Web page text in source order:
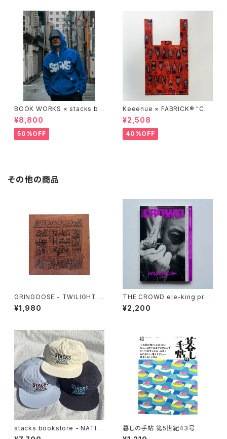
BOOK WORKS × stacks bo
okstore "Jimbocho Beat Li
brary zip up hood"
¥8,800
50%OFF
Keeenue × FABRICK®︎ "CO
MPACT SHOPPING BAG" st
acks Exclusive model
¥2,508
40%OFF
その他の商品
GRINGOOSE - TWILIGHT W
ANDER
¥1,980
THE CROWD ele-king pres
ents HIP HOP JAPAN (ele-
king books)
¥2,200
stacks bookstore - NATIO
NAL Jimbocho Nylon Cap
暮しの手帖 第5世紀43号